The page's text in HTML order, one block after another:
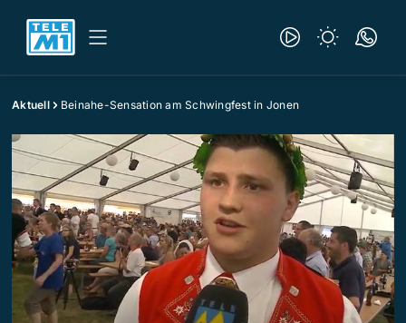
Aktuell Beinahe-Sensation am Schwingfest in Jonen